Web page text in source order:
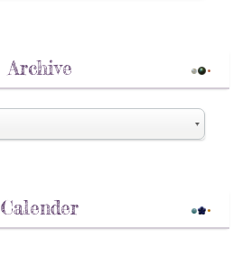
Archive
Calender